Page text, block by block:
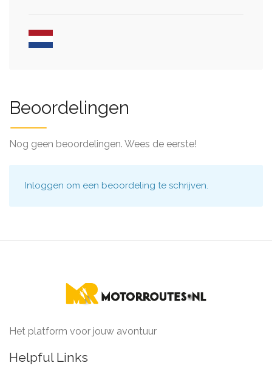
Beoordelingen
Nog geen beoordelingen. Wees de eerste!
Inloggen om een beoordeling te schrijven.
Het platform voor jouw avontuur
Helpful Links